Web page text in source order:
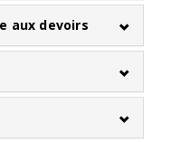
aux devoirs